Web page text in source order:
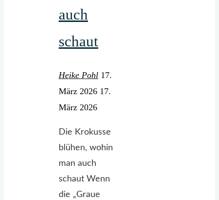
auch
schaut
Heike Pohl 17.
März 2026 17.
März 2026
Die Krokusse
blühen, wohin
man auch
schaut Wenn
die „Graue